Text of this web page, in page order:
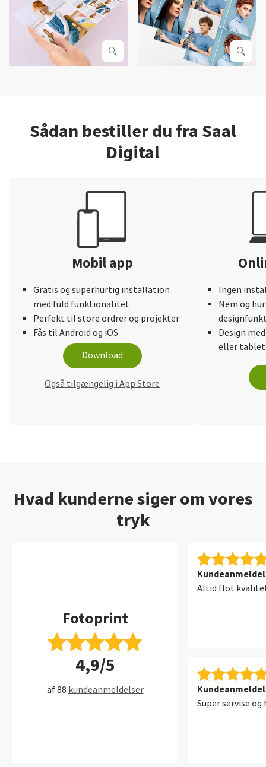
Sådan bestiller du fra Saal
Digital
Mobil app
Gratis og superhurtig installation
med fuld funktionalitet
Perfekt til store ordrer og projekter
Fås til Android og iOS
Download
Også tilgængelig i App Store
Ingen
Nem og
Design
eller tablet
Hvad kunderne siger om vores
tryk
Fotoprint
4,9/5
af 88 kundeanmeldelser
Altid flot
Super servise